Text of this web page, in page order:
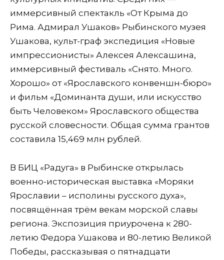
иммерсивный спектакль «От Крыма до
Рима. Адмирал Ушаков» Рыбинского музея
Ушакова, культ-граф экспедиция «Новые
импрессионисты» Алексея Алексашина,
иммерсивный фестиваль «Снято. Много.
Хорошо» от «Ярославского конвеншн-бюро»
и фильм «Доминанта души, или искусство
быть Человеком» Ярославского общества
русской словесности. Общая сумма грантов
составила 15,469 млн рублей.
В БИЦ «Радуга» в Рыбинске открылась
военно-историческая выставка «Моряки
Ярославии – исполины русского духа»,
посвящённая трём векам морской славы
региона. Экспозиция приурочена к 280-
летию Федора Ушакова и 80-летию Великой
Победы, рассказывая о пятнадцати